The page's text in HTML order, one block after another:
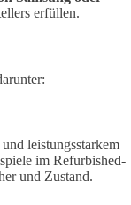
erfüllen.
leistungsstarkem
im Refurbished-
und Zustand.